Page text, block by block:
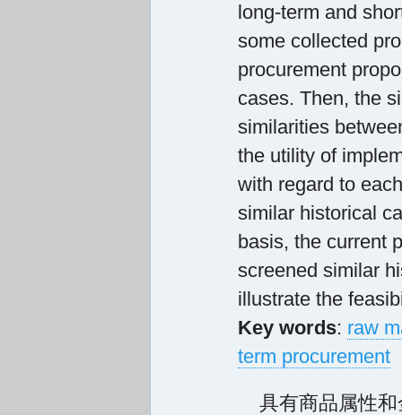
long-term and
some collected
procurement
cases. Then, the
similarities
the utility of
with regard to
similar historical
basis, the current
screened similar
illustrate the
Key words: raw
term procurement
具有商品属性